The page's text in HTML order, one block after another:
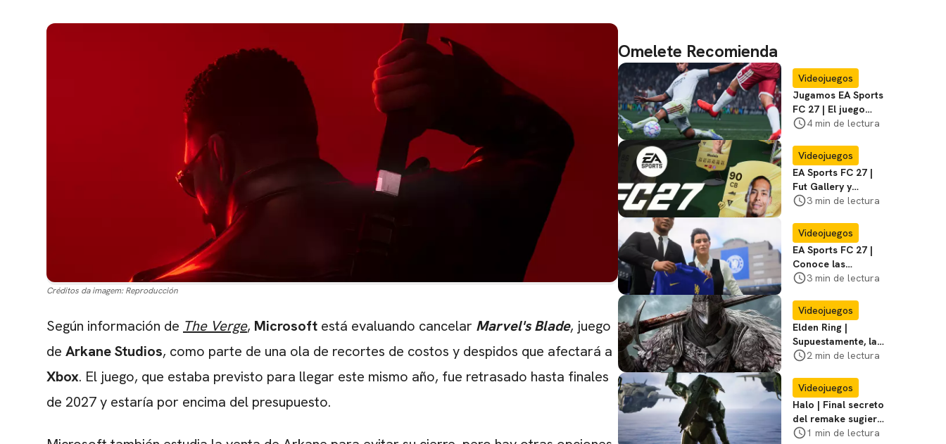
Créditos da imagem: Reproducción
Según información de The Verge, Microsoft está evaluando cancelar Marvel's Blade, juego
de Arkane Studios, como parte de una ola de recortes de costos y despidos que afectará a
Xbox. El juego, que estaba previsto para llegar este mismo año, fue retrasado hasta finales
de 2027 y estaría por encima del presupuesto.
Omelete Recomienda
Videojuegos
Jugamos EA Sports
FC 27 | El juego
cumple sus
algunos excesos
4 min de lectura
Videojuegos
EA Sports FC 27 |
Fut Gallery y
principales
cambios
3 min de lectura
Videojuegos
EA Sports FC 27 |
Conoce las
novedades y
Carrera
3 min de lectura
Videojuegos
Elden Ring |
Supuestamente, la
versión live-action
su rodaje
2 min de lectura
Videojuegos
Halo | Final secreto
del remake sugiere
relanzamiento de
1 min de lectura